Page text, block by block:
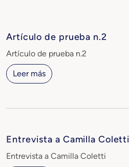
Artículo de prueba n.2
Artículo de prueba n.2
Leer más
Entrevista a Camilla Coletti
Entrevista a Camilla Coletti